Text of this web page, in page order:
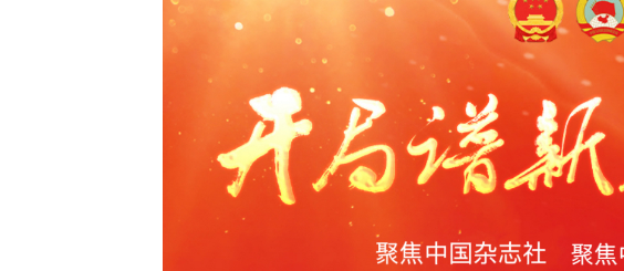
事的多维实践
惠消费 暖生活 ——2024广西惠买暖冬消费季正式启动， 共
注意用眼卫生 谨防套路骗局
靳光祥：深耕活性蛋白科研数十载 成果卓著却遇企业强拆
以“人民经济”之楫，划向“十五五”辉煌彼岸
江津区市场监督管理局、民协召开全民反诈骗工作推进会